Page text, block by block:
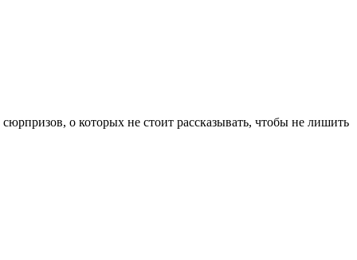
о которых не стоит рассказывать, чтобы не лишить